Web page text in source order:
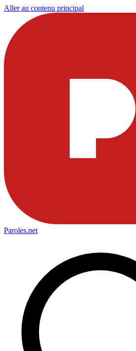
Aller au contenu principal
Paroles.net